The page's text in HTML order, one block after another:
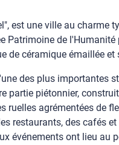
est une ville au charme
Patrimoine de
de céramique émaillée et
des plus importantes
partie piétonnier,
ruelles agrémentées de
restaurants, des cafés
événements ont lieu